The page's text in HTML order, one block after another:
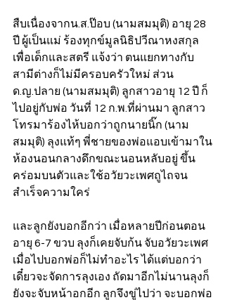
สืบเนื่องจากน.ส.ป๊อบ (นามสมมุติ) อายุ 28
ปี ผู้เป็นแม่ ร้องทุกข์มูลนิธิปวีณาหงสกุล
เพื่อเด็กและสตรี แจ้งว่า ตนแยกทางกับ
สามีต่างก็ไม่มีครอบครัวใหม่ ส่วน
ด.ญ.ปลาย (นามสมมุติ) ลูกสาวอายุ 12 ปี ก็
ไปอยู่กับพ่อ วันที่ 12 ก.พ.ที่ผ่านมา ลูกสาว
โทรมาร้องไห้บอกว่าถูกนายนิ๊ก (นาม
สมมุติ) ลุงแท้ๆ พี่ชายของพ่อแอบเข้ามาใน
ห้องนอนกลางดึกขณะนอนหลับอยู่ ขึ้น
คร่อมบนตัวและใช้อวัยวะเพศถูไถจน
สำเร็จความใคร่
และลูกยังบอกอีกว่า เมื่อหลายปีก่อนตอน
อายุ 6-7 ขวบ ลุงก็เคยจับก้น จับอวัยวะเพศ
เมื่อไปบอกพ่อก็ไม่ทำอะไร ได้แต่บอกว่า
เดี๋ยวจะจัดการลุงเอง ถัดมาอีกไม่นานลุงก็
ยังจะจับหน้าอกอีก ลูกจึงขู่ไปว่า จะบอกพ่อ